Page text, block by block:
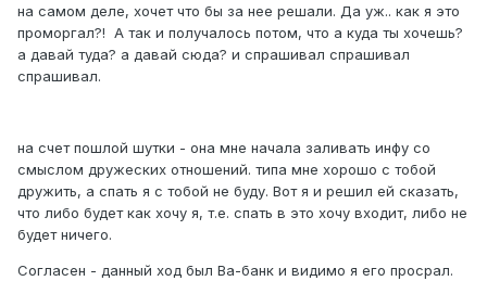
на самом деле, хочет что бы за нее решали. Да уж.. как я это
проморгал?! А так и получалось потом, что а куда ты хочешь?
а давай туда? а давай сюда? и спрашивал спрашивал
спрашивал.
на счет пошлой шутки - она мне начала заливать инфу со
смыслом дружеских отношений. типа мне хорошо с тобой
дружить, а спать я с тобой не буду. Вот я и решил ей сказать,
что либо будет как хочу я, т.е. спать в это хочу входит, либо не
будет ничего.
Согласен - данный ход был Ва-банк и видимо я его просрал.